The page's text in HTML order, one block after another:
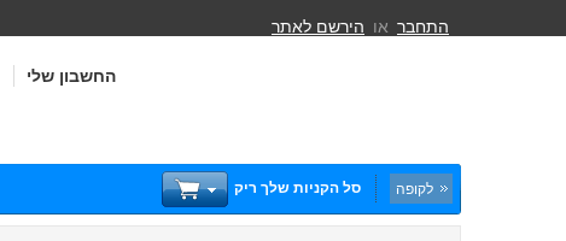
החשבון שלי
התחבר או הירשם לאתר
סל הקניות שלך ריק לקופה